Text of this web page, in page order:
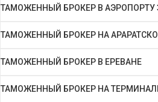
ТАМОЖЕННЫЙ БРОКЕР В АЭРОПОРТУ
ТАМОЖЕННЫЙ БРОКЕР НА
ТАМОЖЕННЫЙ БРОКЕР В ЕРЕВАНЕ
ТАМОЖЕННЫЙ БРОКЕР НА